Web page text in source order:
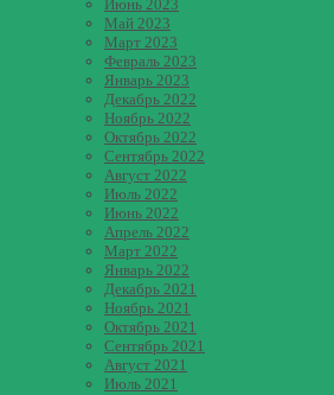
Июнь 2023
Май 2023
Март 2023
Февраль 2023
Январь 2023
Декабрь 2022
Ноябрь 2022
Октябрь 2022
Сентябрь 2022
Август 2022
Июль 2022
Июнь 2022
Апрель 2022
Март 2022
Январь 2022
Декабрь 2021
Ноябрь 2021
Октябрь 2021
Сентябрь 2021
Август 2021
Июль 2021